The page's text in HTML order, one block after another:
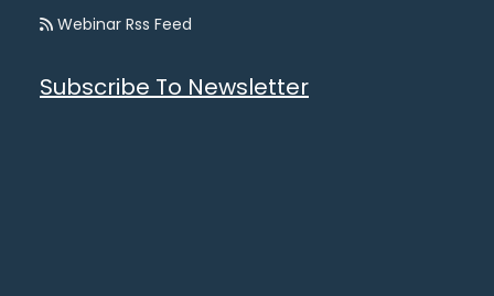
Webinar Rss Feed
Subscribe To Newsletter